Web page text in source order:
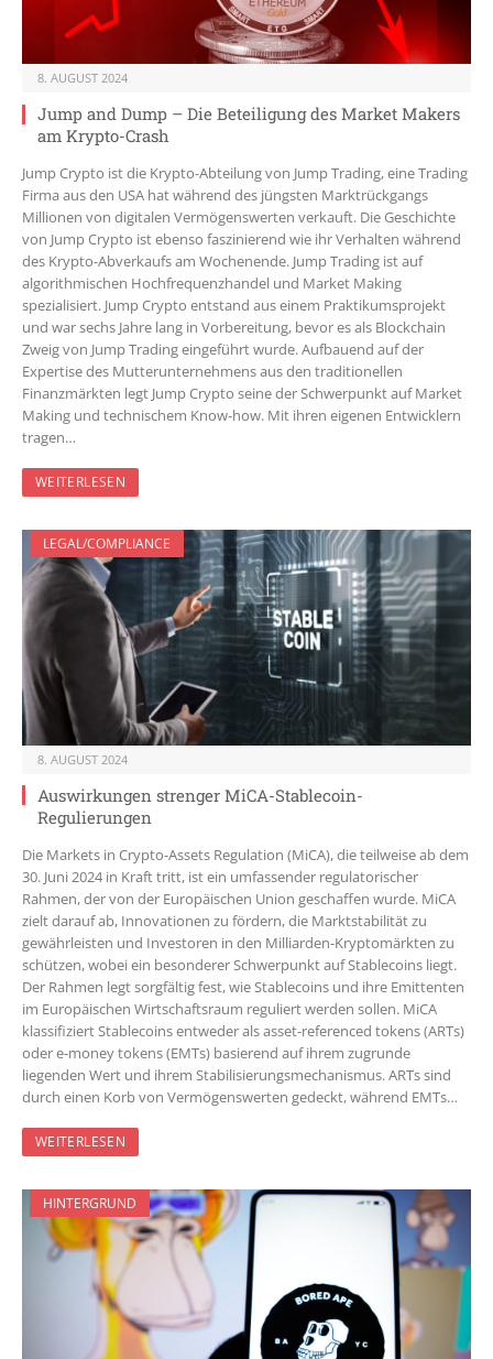
8. AUGUST 2024
Jump and Dump – Die Beteiligung des Market Makers
am Krypto-Crash
Jump Crypto ist die Krypto-Abteilung von Jump Trading, eine Trading
Firma aus den USA hat während des jüngsten Marktrückgangs
Millionen von digitalen Vermögenswerten verkauft. Die Geschichte
von Jump Crypto ist ebenso faszinierend wie ihr Verhalten während
des Krypto-Abverkaufs am Wochenende. Jump Trading ist auf
algorithmischen Hochfrequenzhandel und Market Making
spezialisiert. Jump Crypto entstand aus einem Praktikumsprojekt
und war sechs Jahre lang in Vorbereitung, bevor es als Blockchain
Zweig von Jump Trading eingeführt wurde. Aufbauend auf der
Expertise des Mutterunternehmens aus den traditionellen
Finanzmärkten legt Jump Crypto seine der Schwerpunkt auf Market
Making und technischem Know-how. Mit ihren eigenen Entwicklern
tragen…
WEITERLESEN
LEGAL/COMPLIANCE
8. AUGUST 2024
Auswirkungen strenger MiCA-Stablecoin-
Regulierungen
Die Markets in Crypto-Assets Regulation (MiCA), die teilweise ab dem
30. Juni 2024 in Kraft tritt, ist ein umfassender regulatorischer
Rahmen, der von der Europäischen Union geschaffen wurde. MiCA
zielt darauf ab, Innovationen zu fördern, die Marktstabilität zu
gewährleisten und Investoren in den Milliarden-Kryptomärkten zu
schützen, wobei ein besonderer Schwerpunkt auf Stablecoins liegt.
Der Rahmen legt sorgfältig fest, wie Stablecoins und ihre Emittenten
im Europäischen Wirtschaftsraum reguliert werden sollen. MiCA
klassifiziert Stablecoins entweder als asset-referenced tokens (ARTs)
oder e-money tokens (EMTs) basierend auf ihrem zugrunde
liegenden Wert und ihrem Stabilisierungsmechanismus. ARTs sind
durch einen Korb von Vermögenswerten gedeckt, während EMTs…
WEITERLESEN
HINTERGRUND